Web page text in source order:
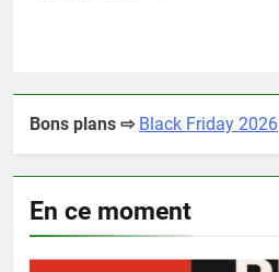
Bons plans ⇨ Black Friday 2026
En ce moment